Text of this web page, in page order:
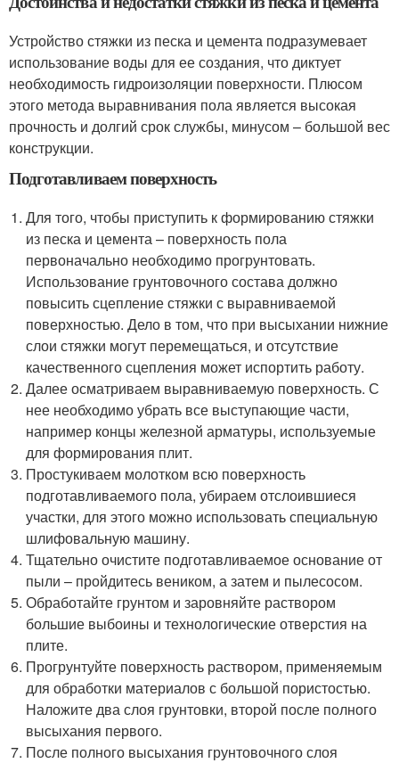
Устройство стяжки из песка и цемента подразумевает
использование воды для ее создания, что диктует
необходимость гидроизоляции поверхности. Плюсом
этого метода выравнивания пола является высокая
прочность и долгий срок службы, минусом – большой вес
конструкции.
Подготавливаем поверхность
Для того, чтобы приступить к формированию стяжки
из песка и цемента – поверхность пола
первоначально необходимо прогрунтовать.
Использование грунтовочного состава должно
повысить сцепление стяжки с выравниваемой
поверхностью. Дело в том, что при высыхании нижние
слои стяжки могут перемещаться, и отсутствие
качественного сцепления может испортить работу.
Далее осматриваем выравниваемую поверхность. С
нее необходимо убрать все выступающие части,
например концы железной арматуры, используемые
для формирования плит.
Простукиваем молотком всю поверхность
подготавливаемого пола, убираем отслоившиеся
участки, для этого можно использовать специальную
шлифовальную машину.
Тщательно очистите подготавливаемое основание от
пыли – пройдитесь веником, а затем и пылесосом.
Обработайте грунтом и заровняйте раствором
большие выбоины и технологические отверстия на
плите.
Прогрунтуйте поверхность раствором, применяемым
для обработки материалов с большой пористостью.
Наложите два слоя грунтовки, второй после полного
высыхания первого.
После полного высыхания грунтовочного слоя